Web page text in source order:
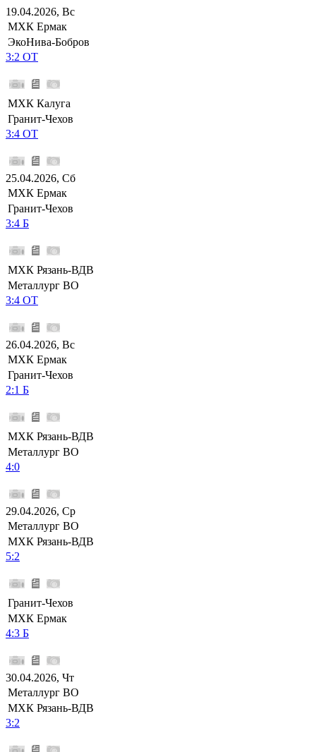
19.04.2026, Вс
МХК Ермак
ЭкоНива-Бобров
3:2 ОТ
МХК Калуга
Гранит-Чехов
3:4 ОТ
25.04.2026, Сб
МХК Ермак
Гранит-Чехов
3:4 Б
МХК Рязань-ВДВ
Металлург ВО
3:4 ОТ
26.04.2026, Вс
МХК Ермак
Гранит-Чехов
2:1 Б
МХК Рязань-ВДВ
Металлург ВО
4:0
29.04.2026, Ср
Металлург ВО
МХК Рязань-ВДВ
5:2
Гранит-Чехов
МХК Ермак
4:3 Б
30.04.2026, Чт
Металлург ВО
МХК Рязань-ВДВ
3:2